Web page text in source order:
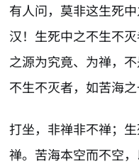
有人问，莫非这生死
汉！生死中之不生不
之源为究竟、为禅，
不生不灭者，如苦海
打坐，非禅非不禅；
禅。苦海本空而不空